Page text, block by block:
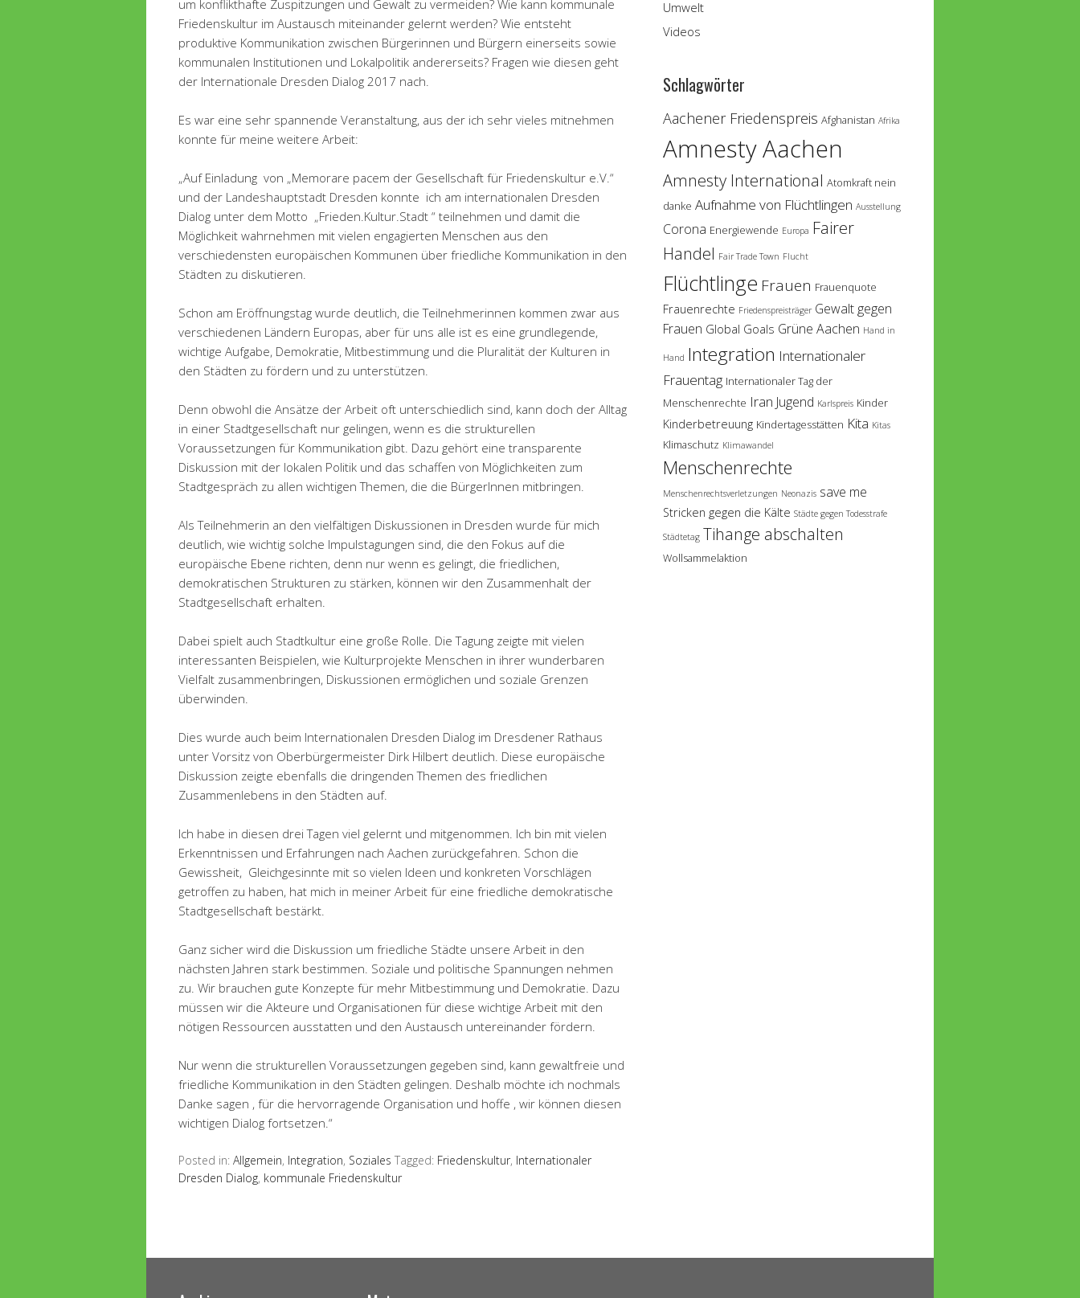
um konflikthafte Zuspitzungen und Gewalt zu vermeiden? Wie kann kommunale
Friedenskultur im Austausch miteinander gelernt werden? Wie entsteht
produktive Kommunikation zwischen Bürgerinnen und Bürgern einerseits sowie
kommunalen Institutionen und Lokalpolitik andererseits? Fragen wie diesen geht
der Internationale Dresden Dialog 2017 nach.
Es war eine sehr spannende Veranstaltung, aus der ich sehr vieles mitnehmen
konnte für meine weitere Arbeit:
„Auf Einladung von „Memorare pacem der Gesellschaft für Friedenskultur e.V.“
und der Landeshauptstadt Dresden konnte ich am internationalen Dresden
Dialog unter dem Motto „Frieden.Kultur.Stadt “ teilnehmen und damit die
Möglichkeit wahrnehmen mit vielen engagierten Menschen aus den
verschiedensten europäischen Kommunen über friedliche Kommunikation in den
Städten zu diskutieren.
Schon am Eröffnungstag wurde deutlich, die Teilnehmerinnen kommen zwar aus
verschiedenen Ländern Europas, aber für uns alle ist es eine grundlegende,
wichtige Aufgabe, Demokratie, Mitbestimmung und die Pluralität der Kulturen in
den Städten zu fördern und zu unterstützen.
Denn obwohl die Ansätze der Arbeit oft unterschiedlich sind, kann doch der Alltag
in einer Stadtgesellschaft nur gelingen, wenn es die strukturellen
Voraussetzungen für Kommunikation gibt. Dazu gehört eine transparente
Diskussion mit der lokalen Politik und das schaffen von Möglichkeiten zum
Stadtgespräch zu allen wichtigen Themen, die die BürgerInnen mitbringen.
Als Teilnehmerin an den vielfältigen Diskussionen in Dresden wurde für mich
deutlich, wie wichtig solche Impulstagungen sind, die den Fokus auf die
europäische Ebene richten, denn nur wenn es gelingt, die friedlichen,
demokratischen Strukturen zu stärken, können wir den Zusammenhalt der
Stadtgesellschaft erhalten.
Dabei spielt auch Stadtkultur eine große Rolle. Die Tagung zeigte mit vielen
interessanten Beispielen, wie Kulturprojekte Menschen in ihrer wunderbaren
Vielfalt zusammenbringen, Diskussionen ermöglichen und soziale Grenzen
überwinden.
Dies wurde auch beim Internationalen Dresden Dialog im Dresdener Rathaus
unter Vorsitz von Oberbürgermeister Dirk Hilbert deutlich. Diese europäische
Diskussion zeigte ebenfalls die dringenden Themen des friedlichen
Zusammenlebens in den Städten auf.
Ich habe in diesen drei Tagen viel gelernt und mitgenommen. Ich bin mit vielen
Erkenntnissen und Erfahrungen nach Aachen zurückgefahren. Schon die
Gewissheit, Gleichgesinnte mit so vielen Ideen und konkreten Vorschlägen
getroffen zu haben, hat mich in meiner Arbeit für eine friedliche demokratische
Stadtgesellschaft bestärkt.
Ganz sicher wird die Diskussion um friedliche Städte unsere Arbeit in den
nächsten Jahren stark bestimmen. Soziale und politische Spannungen nehmen
zu. Wir brauchen gute Konzepte für mehr Mitbestimmung und Demokratie. Dazu
müssen wir die Akteure und Organisationen für diese wichtige Arbeit mit den
nötigen Ressourcen ausstatten und den Austausch untereinander fördern.
Nur wenn die strukturellen Voraussetzungen gegeben sind, kann gewaltfreie und
friedliche Kommunikation in den Städten gelingen. Deshalb möchte ich nochmals
Danke sagen , für die hervorragende Organisation und hoffe , wir können diesen
wichtigen Dialog fortsetzen.“
Posted in: Allgemein, Integration, Soziales Tagged: Friedenskultur, Internationaler
Dresden Dialog, kommunale Friedenskultur
Umwelt
Videos
Schlagwörter
Aachener Friedenspreis Afghanistan Afrika
Amnesty Aachen
Amnesty International Atomkraft nein
danke Aufnahme von Flüchtlingen Ausstellung
Corona Energiewende Europa Fairer
Handel Fair Trade Town Flucht
Flüchtlinge Frauen Frauenquote
Frauenrechte Friedenspreisträger Gewalt gegen
Frauen Global Goals Grüne Aachen Hand in
Hand Integration Internationaler
Frauentag Internationaler Tag der
Menschenrechte Iran Jugend Karlspreis Kinder
Kinderbetreuung Kindertagesstätten Kita Kitas
Klimaschutz Klimawandel
Menschenrechte
Menschenrechtsverletzungen Neonazis save me
Stricken gegen die Kälte Städte gegen Todesstrafe
Städtetag Tihange abschalten
Wollsammelaktion